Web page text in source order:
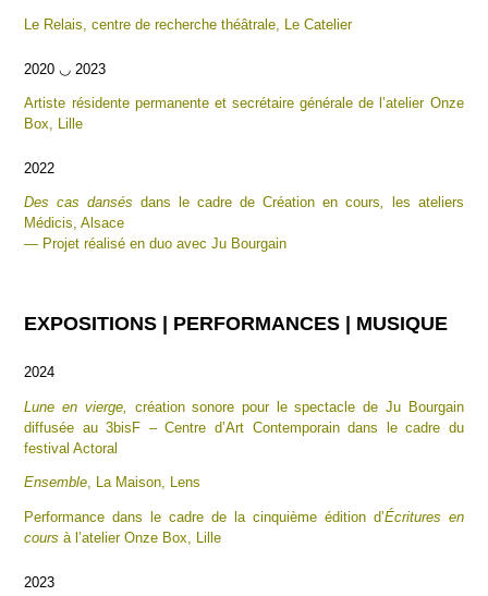
Le Relais, centre de recherche théâtrale, Le Catelier
2020 ◡ 2023
Artiste résidente permanente et secrétaire générale de l’atelier Onze
Box, Lille
2022
Des cas dansésdans le cadre de Création en cours,
les ateliers
Médicis, Alsace
— Projet réalisé en duo avec Ju Bourgain
EXPOSITIONS PERFORMANCES | MUSIQUE
2024
Lune en vierge, création sonore pour le spectacle de Ju Bourgain
diffusée au 3bisF – Centre d’Art Contemporain dans le cadre du
festival Actoral
Ensemble, La Maison, Lens
Performance dans le cadre de la cinquième édition d’Écritures en
cours à l’atelier Onze Box, Lille
2023